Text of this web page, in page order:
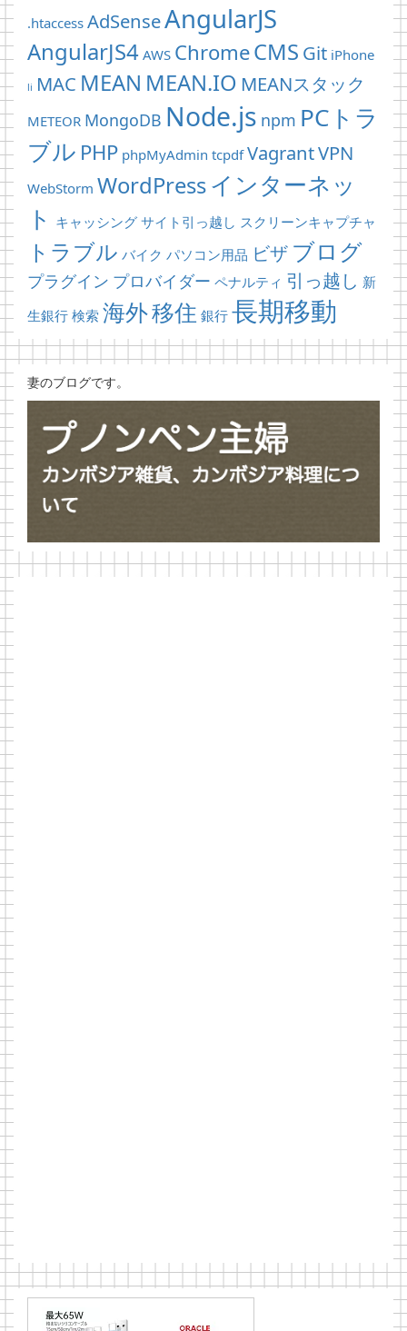
.htaccess AdSenseAngularJS
AngularJS4 AWS ChromeCMS Git iPhone
li MAC MEAN MEAN.IO MEANスタック
METEOR MongoDB Node.js npm PCトラ
ブル PHP phpMyAdmin tcpdf VagrantVPN
WebStorm WordPressインターネッ
ト キャッシング サイト引っ越し スクリーンキャプチャ
トラブル バイク パソコン用品 ビザ ブログ
プラグイン プロバイダー ペナルティ 引っ越し 新
生銀行 検索 海外移住 銀行 長期移動
妻のブログです。